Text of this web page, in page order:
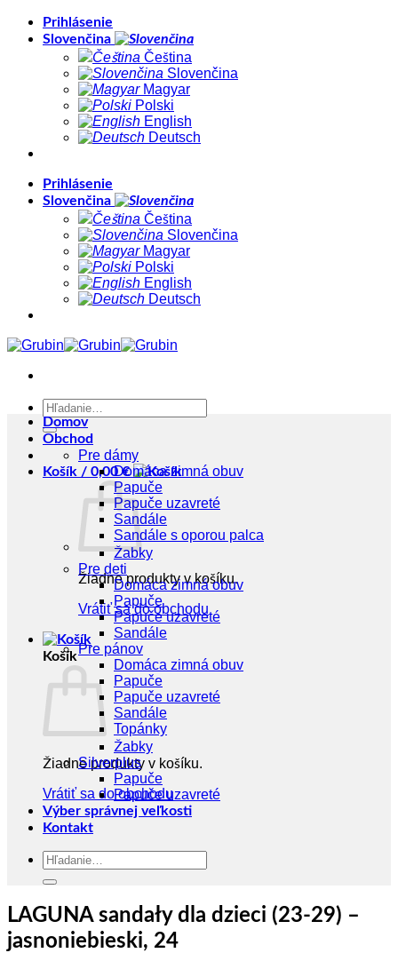
Skip
Prihlásenie
Slovenčina
Čeština
Slovenčina
Magyar
Polski
English
Deutsch
Prihlásenie
Slovenčina
Čeština
Slovenčina
Magyar
Polski
English
Deutsch
Hľadať:
Košík / 0,00€
Žiadne produkty v košíku.
Vrátiť sa do obchodu
Košík
Žiadne produkty v košíku.
Vrátiť sa do obchodu
Domov
Obchod
Pre dámy
Domáca zimná obuv
Papuče
Papuče uzavreté
Sandále
Sandále s oporou palca
Žabky
Pre deti
Domáca zimná obuv
Papuče
Papuče uzavreté
Sandále
Pre pánov
Domáca zimná obuv
Papuče
Papuče uzavreté
Sandále
Topánky
Žabky
Silverplus
Papuče
Papuče uzavreté
Výber správnej veľkosti
Kontakt
Hľadať:
LAGUNA sandały dla dzieci (23-29) –
jasnoniebieski, 24